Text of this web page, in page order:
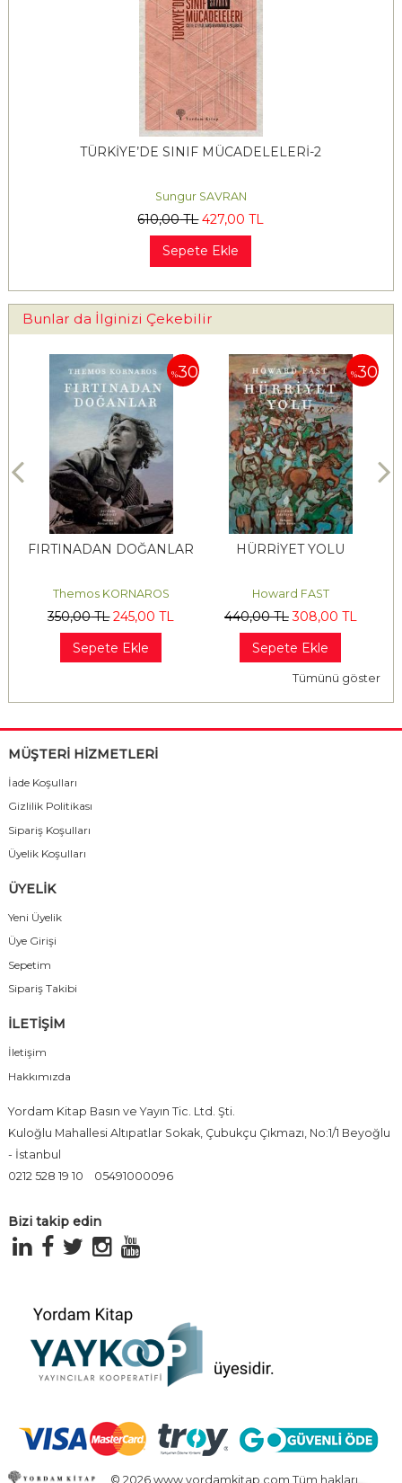
TÜRKİYE’DE SINIF MÜCADELELERİ-2
Sungur SAVRAN
610,00TL 427,00 TL
Sepete Ekle
Bunlar da İlginizi Çekebilir
%30
FIRTINADAN DOĞANLAR
Themos KORNAROS
350,00TL 245,00 TL
Sepete Ekle
%30
HÜRRİYET YOLU
Howard FAST
440,00TL 308,00 TL
Sepete Ekle
Tümünü göster
MÜŞTERİ HİZMETLERİ
İade Koşulları
Gizlilik Politikası
Sipariş Koşulları
Üyelik Koşulları
ÜYELİK
Yeni Üyelik
Üye Girişi
Sepetim
Sipariş Takibi
İLETİŞİM
İletişim
Hakkımızda
Yordam Kitap Basın ve Yayın Tic. Ltd. Şti.
Kuloğlu Mahallesi Altıpatlar Sokak, Çubukçu Çıkmazı, No:1/1 Beyoğlu
- İstanbul
0212 528 19 10
05491000096
Bizi takip edin
© 2026 www.yordamkitap.com Tüm hakları